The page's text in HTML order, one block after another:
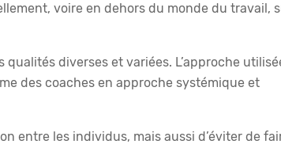
voire en dehors du monde du travail,
diverses et variées. L’approche
des coaches en approche systémique et
entre les individus, mais aussi d’éviter de